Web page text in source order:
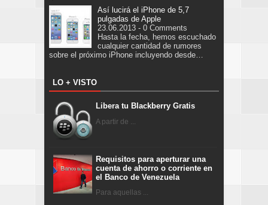
Así lucirá el iPhone de 5,7
pulgadas de Apple
23.06.2013 - 0 Comments
Hasta la fecha, hemos escuchado
cualquier cantidad de rumores
sobre el próximo iPhone incluyendo desde…
LO + VISTO
Libera tu Blackberry Gratis
A partir de ...
Requisitos para aperturar una
cuenta de ahorro o corriente en
el Banco de Venezuela
Para aquellas ...